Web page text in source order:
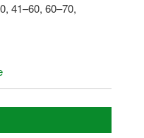
für Frauen
41–60, 60–70,